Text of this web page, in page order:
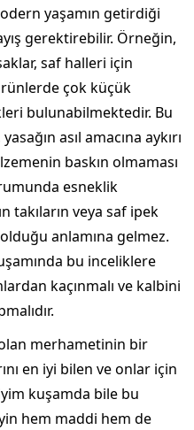
yaşamın getirdiği
gerektirebilir. Örneğin,
saf halleri için
çok küçük
bulunabilmektedir. Bu
asıl amacına aykırı
baskın olmaması
esneklik
takıların veya saf ipek
anlamına gelmez.
bu inceliklere
kaçınmalı ve kalbini
olan merhametinin bir
en iyi bilen ve onlar için
kuşamda bile bu
hem maddi hem de